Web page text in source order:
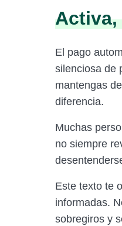
Activa,
El pago
silenciosa de
mantengas
diferencia.
Muchas
no siempre
Este texto te
informadas.
sobregiros y